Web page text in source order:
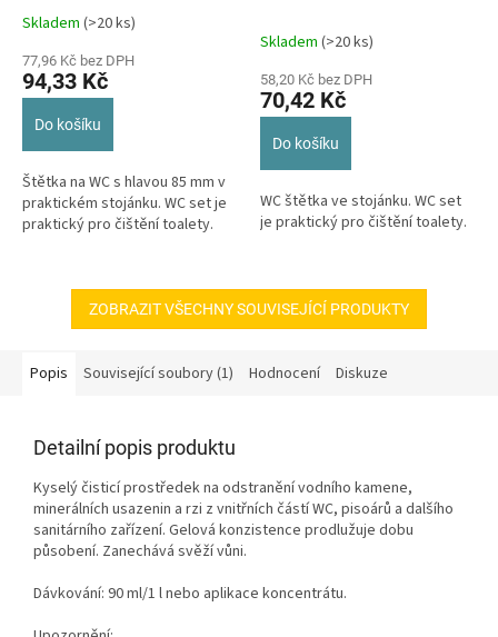
Průměrné
produktu
je
5
hvězdiček.
Skladem (>20 ks)
77,96 Kč bez DPH
94,33 Kč
Do košíku
Štětka na WC s hlavou 85 mm v
praktickém stojánku. WC set je
praktický pro čištění toalety.
Skladem (>20 ks)
58,20 Kč bez DPH
70,42 Kč
Do košíku
WC štětka ve stojánku. WC set
je praktický pro čištění toalety.
ZOBRAZIT VŠECHNY SOUVISEJÍCÍ PRODUKTY
Popis Související soubory (1) Hodnocení Diskuze
Detailní popis produktu
Kyselý čisticí prostředek na odstranění vodního kamene,
minerálních usazenin a rzi z vnitřních částí WC, pisoárů a dalšího
sanitárního zařízení. Gelová konzistence prodlužuje dobu
působení. Zanechává svěží vůni.
Dávkování: 90 ml/1 l nebo aplikace koncentrátu.